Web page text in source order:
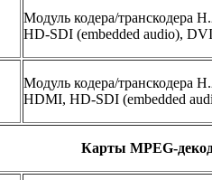
Модуль кодера/транскодера
HD-SDI (embedded audio), DVI
Модуль кодера/транскодера
HDMI, HD-SDI (embedded
Карты MPEG-